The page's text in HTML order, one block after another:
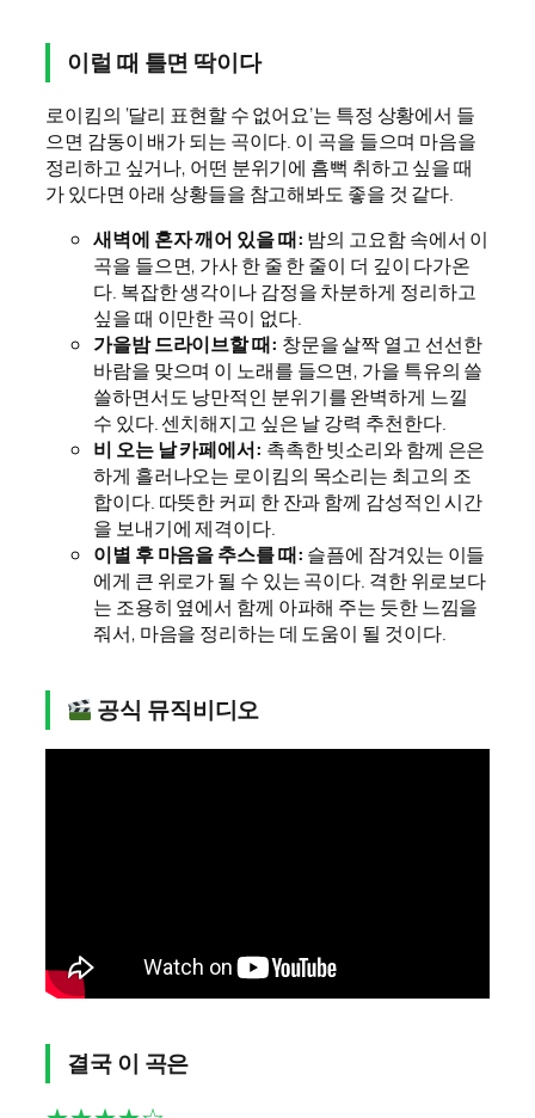
이럴 때 틀면 딱이다
로이킴의 ‘달리 표현할 수 없어요’는 특정 상황에서 들
으면 감동이 배가 되는 곡이다. 이 곡을 들으며 마음을
정리하고 싶거나, 어떤 분위기에 흠뻑 취하고 싶을 때
가 있다면 아래 상황들을 참고해봐도 좋을 것 같다.
새벽에 혼자 깨어 있을 때: 밤의 고요함 속에서 이
곡을 들으면, 가사 한 줄 한 줄이 더 깊이 다가온
다. 복잡한 생각이나 감정을 차분하게 정리하고
싶을 때 이만한 곡이 없다.
가을밤 드라이브할 때: 창문을 살짝 열고 선선한
바람을 맞으며 이 노래를 들으면, 가을 특유의 쓸
쓸하면서도 낭만적인 분위기를 완벽하게 느낄
수 있다. 센치해지고 싶은 날 강력 추천한다.
비 오는 날 카페에서: 촉촉한 빗소리와 함께 은은
하게 흘러나오는 로이킴의 목소리는 최고의 조
합이다. 따뜻한 커피 한 잔과 함께 감성적인 시간
을 보내기에 제격이다.
이별 후 마음을 추스를 때: 슬픔에 잠겨있는 이들
에게 큰 위로가 될 수 있는 곡이다. 격한 위로보다
는 조용히 옆에서 함께 아파해 주는 듯한 느낌을
줘서, 마음을 정리하는 데 도움이 될 것이다.
공식 뮤직비디오
결국 이 곡은